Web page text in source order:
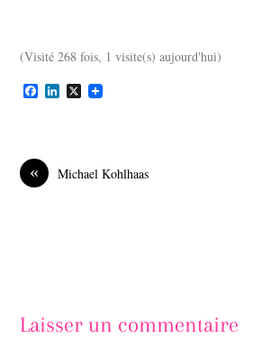
(Visité 268 fois, 1 visite(s) aujourd'hui)
F
o
o
k
L
I
X
« Michael Kohlhaas
Laisser un commentaire